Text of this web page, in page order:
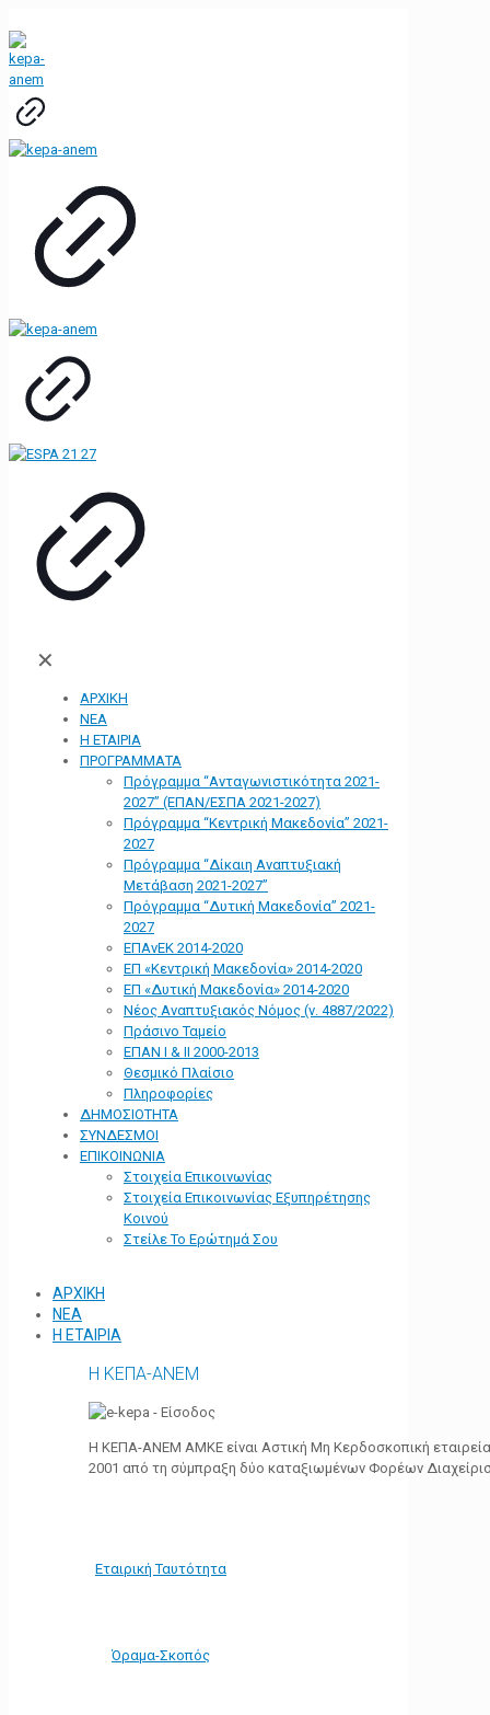
✕
ΑΡΧΙΚΗ
ΝΕΑ
Η ΕΤΑΙΡΙΑ
ΠΡΟΓΡΑΜΜΑΤΑ
Πρόγραμμα “Ανταγωνιστικότητα 2021-
2027” (ΕΠΑΝ/ΕΣΠΑ 2021-2027)
Πρόγραμμα “Κεντρική Μακεδονία” 2021-
2027
Πρόγραμμα “Δίκαιη Αναπτυξιακή
Μετάβαση 2021-2027”
Πρόγραμμα “Δυτική Μακεδονία” 2021-
2027
ΕΠΑνΕΚ 2014-2020
ΕΠ «Kεντρική Μακεδονία» 2014-2020
ΕΠ «Δυτική Μακεδονία» 2014-2020
Νέος Αναπτυξιακός Νόμος (ν. 4887/2022)
Πράσινο Ταμείο
ΕΠΑΝ Ι & ΙΙ 2000-2013
Θεσμικό Πλαίσιο
Πληροφορίες
ΔΗΜΟΣΙΟΤΗΤΑ
ΣΥΝΔΕΣΜΟΙ
ΕΠΙΚΟΙΝΩΝΙΑ
Στοιχεία Επικοινωνίας
Στοιχεία Επικοινωνίας Εξυπηρέτησης
Κοινού
Στείλε Το Ερώτημά Σου
ΑΡΧΙΚΗ
ΝΕΑ
Η ΕΤΑΙΡΙΑ
Η ΚΕΠΑ-ΑΝΕΜ
Η ΚΕΠΑ-ΑΝΕΜ ΑΜΚΕ είναι Αστική Μη Κερδοσκοπική
2001 από τη σύμπραξη δύο καταξιωμένων Φορέων
Εταιρική Ταυτότητα
Όραμα-Σκοπός